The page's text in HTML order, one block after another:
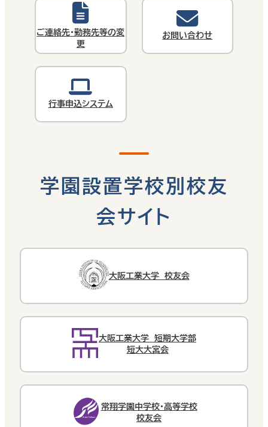
ご連絡先・勤務先等の変
更
お問い合わせ
行事申込システム
学園設置学校別校友
会サイト
大阪工業大学 校友会
大阪工業大学 短期大学部
短大大宮会
常翔学園中学校・高等学校
校友会